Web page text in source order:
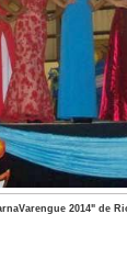
2014" de